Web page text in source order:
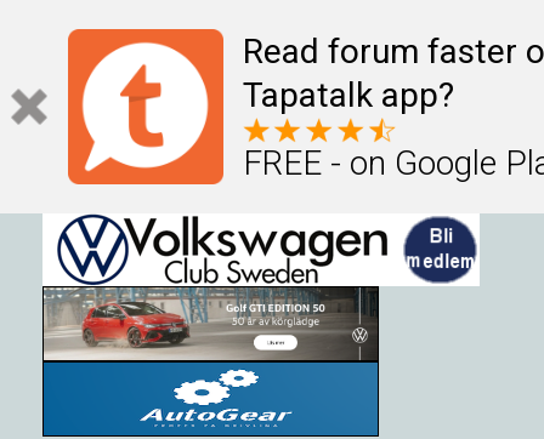
Read forum faster
Tapatalk app?
FREE - on Google